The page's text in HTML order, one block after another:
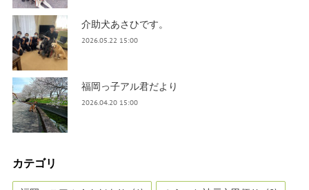
介助犬あさひです。
2026.05.22 15:00
福岡っ子アル君だより
2026.04.20 15:00
カテゴリ